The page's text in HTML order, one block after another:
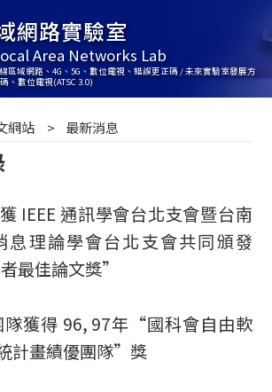
網路實驗室
Area Networks Lab
區域網路、4G、5G、數位電視、錯誤更正碼 / 未來實驗室發展方
、數位電視(ATSC 3.0)
網站 最新消息
IEEE 通訊學會台北支會暨台南
息理論學會台北支會共同頒發
最佳論文獎”
隊獲得 96, 97年“國科會自由軟
計畫績優團隊”獎